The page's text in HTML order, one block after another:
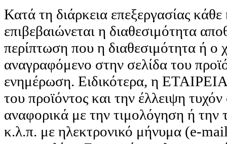
Κατά τη διάρκεια επεξεργασίας
επιβεβαιώνεται η διαθεσιμότητα
περίπτωση που η διαθεσιμότητα ή ο
αναγραφόμενο στην σελίδα του
ενημέρωση. Ειδικότερα, η ΕΤΑΙΡΕΙΑ
του προϊόντος και την έλλειψη
αναφορικά με την τιμολόγηση ή την
κ.λ.π. με ηλεκτρονικό μήνυμα (e-